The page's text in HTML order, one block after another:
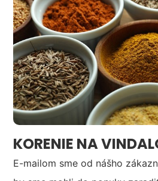
KORENIE NA
E-mailom sme od nášho